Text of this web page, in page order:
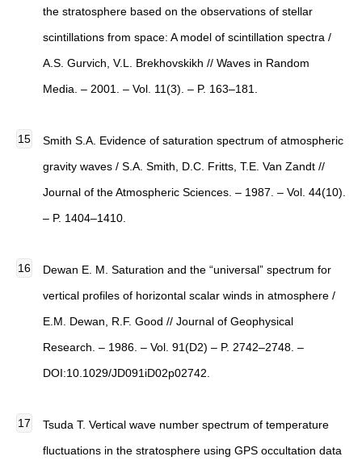
the stratosphere based on the observations of stellar
scintillations from space: A model of scintillation spectra /
A.S. Gurvich, V.L. Brekhovskikh // Waves in Random
Media. – 2001. – Vol. 11(3). – P. 163–181.
Smith S.A. Evidence of saturation spectrum of atmospheric
gravity waves / S.A. Smith, D.C. Fritts, T.E. Van Zandt //
Journal of the Atmospheric Sciences. – 1987. – Vol. 44(10).
– P. 1404–1410.
Dewan E. M. Saturation and the “universal” spectrum for
vertical profiles of horizontal scalar winds in atmosphere /
E.M. Dewan, R.F. Good // Journal of Geophysical
Research. – 1986. – Vol. 91(D2) – P. 2742–2748. –
DOI:10.1029/JD091iD02p02742.
Tsuda T. Vertical wave number spectrum of temperature
fluctuations in the stratosphere using GPS occultation data